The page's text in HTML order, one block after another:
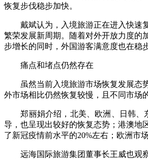
恢复步伐稳步加快。
戴斌认为，入境旅游正在进入快速复
繁荣发展新周期。随着对外开放力度的
步增长的同时，外国游客满意度也在稳
痛点和堵点仍然存在
虽然当前入境旅游市场恢复发展态势
外市场相比仍然恢复较慢，且不同市场
郑丽娟介绍，北美、欧洲、日韩、东
导，也呈现出较好的恢复态势；港澳地
了新冠疫情前水平的20%左右；欧洲市
远海国际旅游集团董事长王威也观察